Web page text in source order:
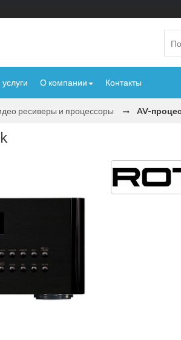
О компании Контакты
ресиверы и процессоры AV-